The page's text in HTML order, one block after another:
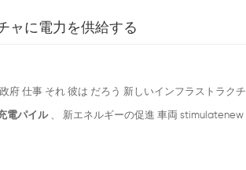
ャに電力を供給する
府 仕事 それ 彼は だろう 新しいインフラストラクチ
電パイル、 新エネルギーの促進 車両 stimulatenew